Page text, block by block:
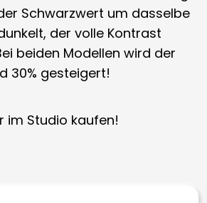
Schwarzwert um dasselbe
der volle Kontrast
beiden Modellen wird der
30% gesteigert!
im Studio kaufen!